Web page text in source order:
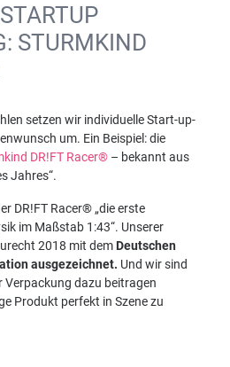
STURMKIND
setzen wir individuelle Start-up-
um. Ein Beispiel: die
DR!FT Racer® – bekannt aus
Jahres“.
DR!FT Racer® „die erste
im Maßstab 1:43“. Unserer
2018 mit dem Deutschen
ausgezeichnet. Und wir sind
dazu beitragen
Produkt perfekt in Szene zu